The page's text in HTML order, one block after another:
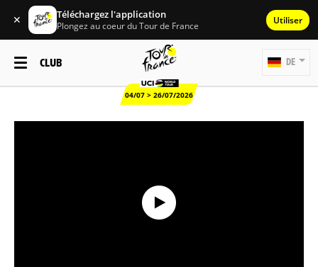
✕ Téléchargez l'application
Plongez au coeur du Tour de France Utiliser
CLUB
04/07 > 26/07/2026
DE